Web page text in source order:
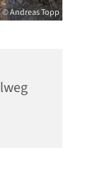
© Andreas Topp